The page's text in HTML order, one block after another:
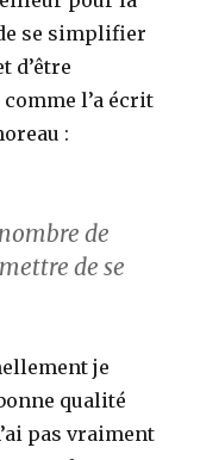
se simplifier
d’être
l’a écrit
:
de
de se
je
qualité
pas vraiment